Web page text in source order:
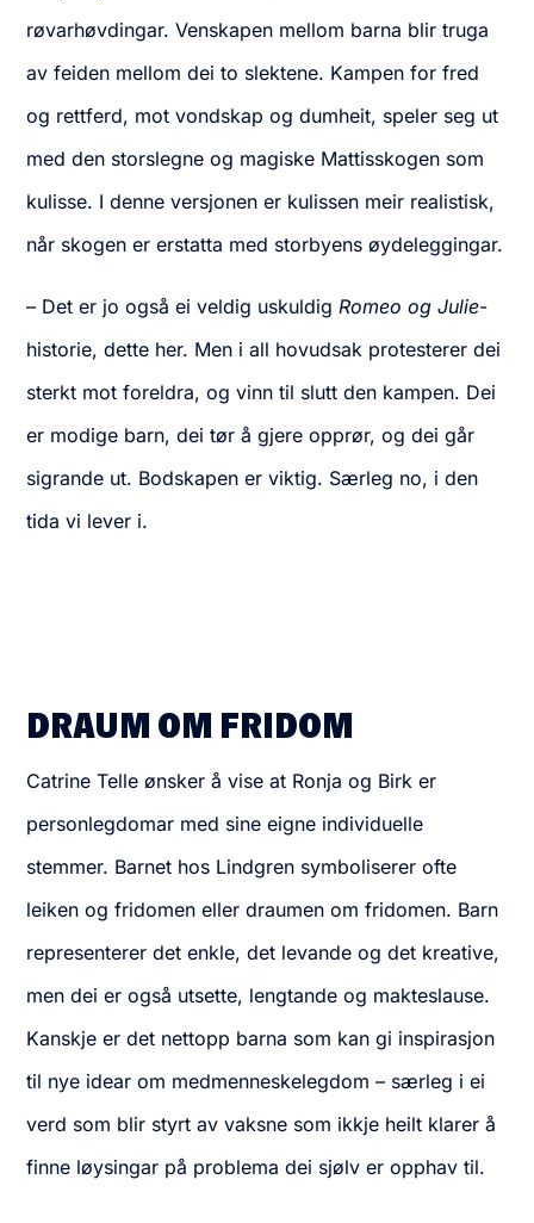
røvarhøvdingar. Venskapen mellom barna blir truga
av feiden mellom dei to slektene. Kampen for fred
og rettferd, mot vondskap og dumheit, speler seg ut
med den storslegne og magiske Mattisskogen som
kulisse. I denne versjonen er kulissen meir realistisk,
når skogen er erstatta med storbyens øydeleggingar.
– Det er jo også ei veldig uskuldig Romeo og Julie-
historie, dette her. Men i all hovudsak protesterer dei
sterkt mot foreldra, og vinn til slutt den kampen. Dei
er modige barn, dei tør å gjere opprør, og dei går
sigrande ut. Bodskapen er viktig. Særleg no, i den
tida vi lever i.
DRAUM OM FRIDOM
Catrine Telle ønsker å vise at Ronja og Birk er
personlegdomar med sine eigne individuelle
stemmer. Barnet hos Lindgren symboliserer ofte
leiken og fridomen eller draumen om fridomen. Barn
representerer det enkle, det levande og det kreative,
men dei er også utsette, lengtande og makteslause.
Kanskje er det nettopp barna som kan gi inspirasjon
til nye idear om medmenneskelegdom – særleg i ei
verd som blir styrt av vaksne som ikkje heilt klarer å
finne løysingar på problema dei sjølv er opphav til.